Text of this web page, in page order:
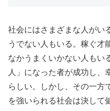
社会にはさまざまな人がい
うでない人もいる。稼ぐ才
なかうまくいかない人もい
人」になった者が成功し、
らしい。しかし、その一方
を強いられる社会は決して